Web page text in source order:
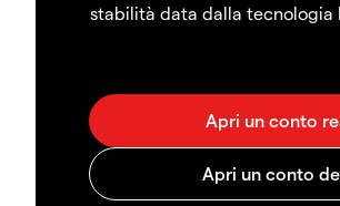
stabilità data dalla tecnologia